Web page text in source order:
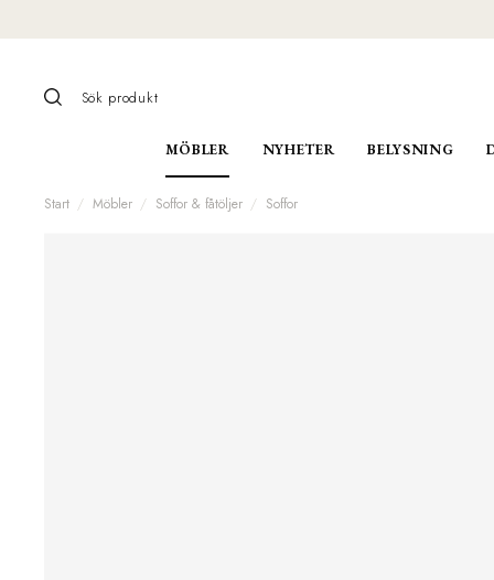
MÖBLER NYHETER BELYSNING
Start Möbler Soffor & fåtöljer Soffor